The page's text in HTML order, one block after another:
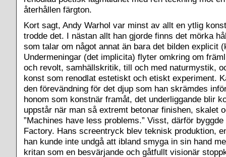
återhållen färgton.
Kort sagt, Andy Warhol var minst av allt en ytlig
trodde det. I nästan allt han gjorde finns det mörka
som talar om något annat än bara det bilden explicit
Undermeningar (det implicita) flyter omkring om
och revolt, samhällskritik, till och med naturmystik,
konst som renodlat estetiskt och etiskt experiment.
den förevändning för det djup som han skrämdes
honom som konstnär framåt, det underliggande blir
uppstår när man så extremt betonar finishen, skalet
”Machines have less problems.” Visst, därför
Factory. Hans screentryck blev teknisk produktion,
han kunde inte undgå att ibland smyga in sin hand
kritan som en besvärjande och gåtfullt visionär